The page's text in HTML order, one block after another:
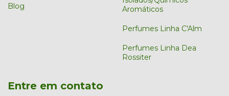
Blog
Aromáticos
Perfumes Linha C'Alm
Perfumes Linha Dea
Rossiter
Entre em contato